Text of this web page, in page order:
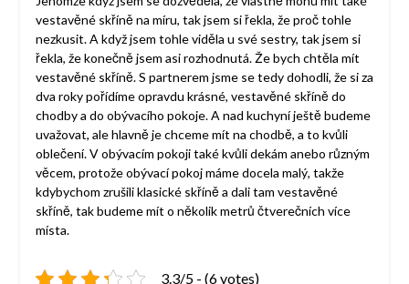
vestavěné skříně na míru, tak jsem si řekla, že proč tohle
nezkusit. A když jsem tohle viděla u své sestry, tak jsem si
řekla, že konečně jsem asi rozhodnutá. Že bych chtěla mít
vestavěné skříně. S partnerem jsme se tedy dohodli, že si za
dva roky pořídíme opravdu krásné, vestavěné skříně do
chodby a do obývacího pokoje. A nad kuchyní ještě budeme
uvažovat, ale hlavně je chceme mít na chodbě, a to kvůli
oblečení. V obývacím pokoji také kvůli dekám anebo různým
věcem, protože obývací pokoj máme docela malý, takže
kdybychom zrušili klasické skříně a dali tam vestavěné
skříně, tak budeme mít o několik metrů čtverečních více
místa.
3.3/5 - (6 votes)